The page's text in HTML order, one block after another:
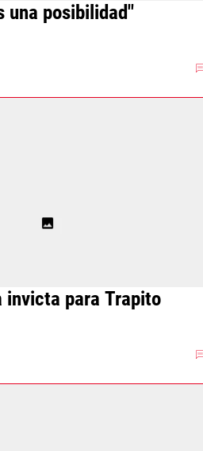
una posibilidad"
invicta para Trapito